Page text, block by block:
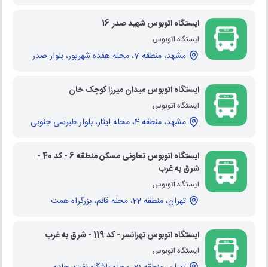
ایستگاه اتوبوس شهید صدر 16
ایستگاه اتوبوس
مشهد، منطقه 7، محله هفده شهریور، بلوار صدر
ایستگاه اتوبوس میدان میرزا کوچک خان
ایستگاه اتوبوس
مشهد، منطقه 4، محله ایثار، بلوار طبرسی جنوبی
ایستگاه اتوبوس تعاونی مسکن منطقه 6 - کد 40 -
شرق به غرب
ایستگاه اتوبوس
تهران، منطقه 22، محله قائم، بزرگراه همت
ایستگاه اتوبوس تهرانسر - کد 119 - شرق به غرب
ایستگاه اتوبوس